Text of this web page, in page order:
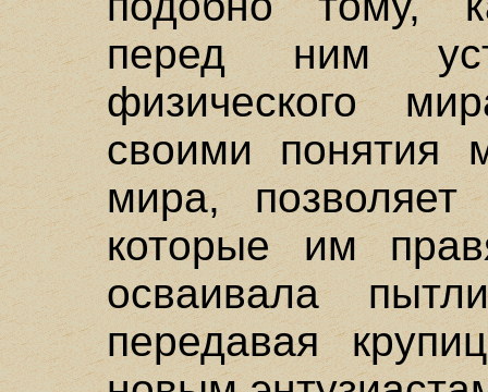
перед ним
физического
своими понятия
мира, позволяет
которые им
осваивала
передавая